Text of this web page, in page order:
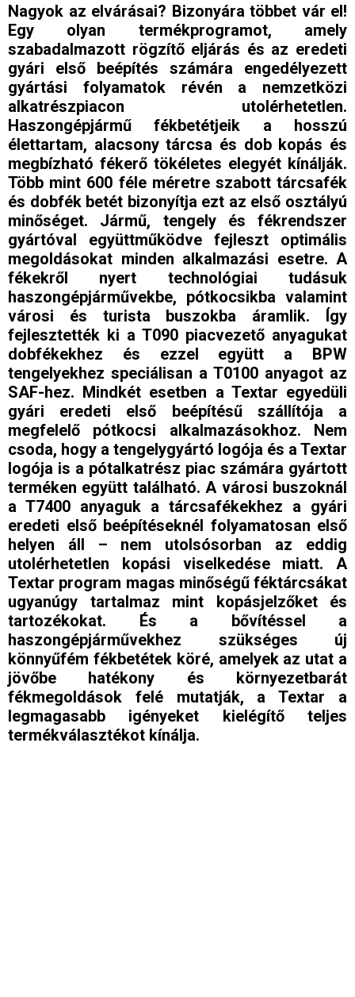
Nagyok az elvárásai? Bizonyára többet vár el!
Egy olyan termékprogramot, amely
szabadalmazott rögzítő eljárás és az eredeti
gyári első beépítés számára engedélyezett
gyártási folyamatok révén a nemzetközi
alkatrészpiacon utolérhetetlen.
Haszongépjármű fékbetétjeik a hosszú
élettartam, alacsony tárcsa és dob kopás és
megbízható fékerő tökéletes elegyét kínálják.
Több mint 600 féle méretre szabott tárcsafék
és dobfék betét bizonyítja ezt az első osztályú
minőséget. Jármű, tengely és fékrendszer
gyártóval együttműködve fejleszt optimális
megoldásokat minden alkalmazási esetre. A
fékekről nyert technológiai tudásuk
haszongépjárművekbe, pótkocsikba valamint
városi és turista buszokba áramlik. Így
fejlesztették ki a T090 piacvezető anyagukat
dobfékekhez és ezzel együtt a BPW
tengelyekhez speciálisan a T0100 anyagot az
SAF-hez. Mindkét esetben a Textar egyedüli
gyári eredeti első beépítésű szállítója a
megfelelő pótkocsi alkalmazásokhoz. Nem
csoda, hogy a tengelygyártó logója és a Textar
logója is a pótalkatrész piac számára gyártott
terméken együtt található. A városi buszoknál
a T7400 anyaguk a tárcsafékekhez a gyári
eredeti első beépítéseknél folyamatosan első
helyen áll – nem utolsósorban az eddig
utolérhetetlen kopási viselkedése miatt. A
Textar program magas minőségű féktárcsákat
ugyanúgy tartalmaz mint kopásjelzőket és
tartozékokat. És a bővítéssel a
haszongépjárművekhez szükséges új
könnyűfém fékbetétek köré, amelyek az utat a
jövőbe hatékony és környezetbarát
fékmegoldások felé mutatják, a Textar a
legmagasabb igényeket kielégítő teljes
termékválasztékot kínálja.